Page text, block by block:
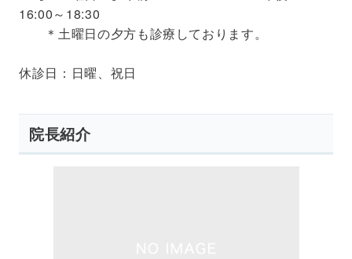
16:00～18:30
＊土曜日の夕方も診療しております。
休診日：日曜、祝日
院長紹介